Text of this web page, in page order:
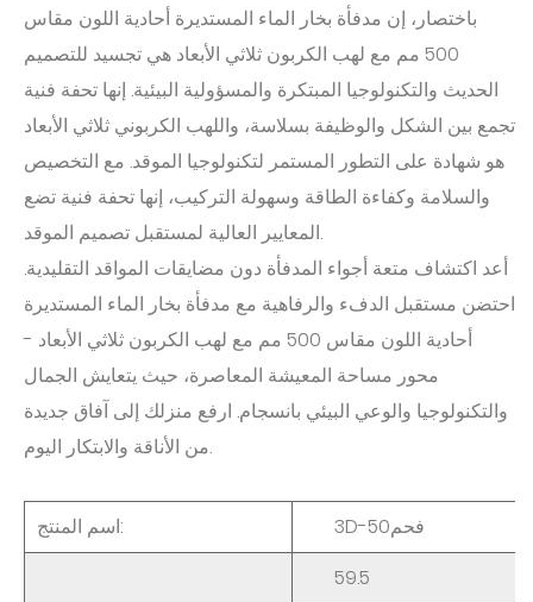
باختصار، إن مدفأة بخار الماء المستديرة أحادية اللون مقاس
500 مم مع لهب الكربون ثلاثي الأبعاد هي تجسيد للتصميم
الحديث والتكنولوجيا المبتكرة والمسؤولية البيئية. إنها تحفة فنية
تجمع بين الشكل والوظيفة بسلاسة، واللهب الكربوني ثلاثي الأبعاد
هو شهادة على التطور المستمر لتكنولوجيا الموقد. مع التخصيص
والسلامة وكفاءة الطاقة وسهولة التركيب، إنها تحفة فنية تضع
المعايير العالية لمستقبل تصميم الموقد.
أعد اكتشاف متعة أجواء المدفأة دون مضايقات المواقد التقليدية.
احتضن مستقبل الدفء والرفاهية مع مدفأة بخار الماء المستديرة
أحادية اللون مقاس 500 مم مع لهب الكربون ثلاثي الأبعاد -
محور مساحة المعيشة المعاصرة، حيث يتعايش الجمال
والتكنولوجيا والوعي البيئي بانسجام. ارفع منزلك إلى آفاق جديدة
من الأناقة والابتكار اليوم.
اسم المنتج: 3D-50فحم
59.5